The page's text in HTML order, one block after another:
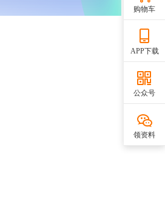
购物车
APP下载
公众号
领资料